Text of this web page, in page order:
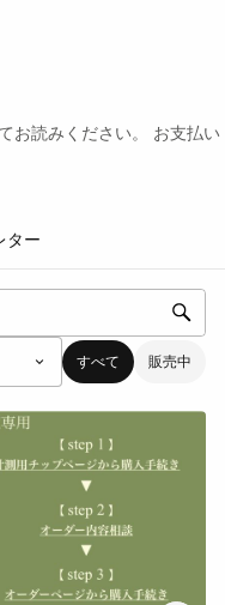
お読みください。 お支払い
ター
すべて 販売中